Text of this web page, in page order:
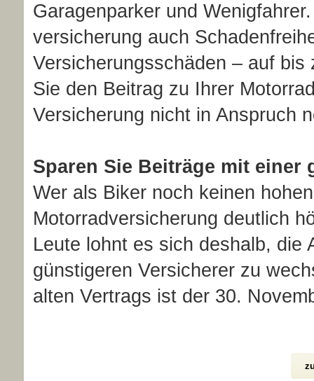
Garagenparker und
ver­sicherung auch
Versicherungsschäden – auf
Sie den Beitrag zu Ihrer
Versicherung nicht in Anspruch
Sparen Sie Beiträge mit
Wer als Biker noch keinen
Motor­rad­ver­sicherung deutlich
Leute lohnt es sich deshalb, die
günstigeren Versicherer zu
alten Vertrags ist der 30.